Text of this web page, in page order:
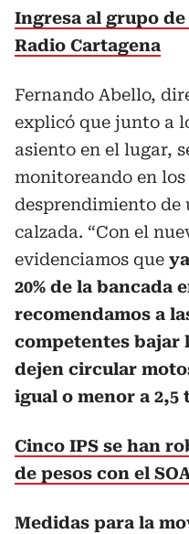
Ingresa al grupo
Radio Cartagena
Fernando Abello,
explicó que junto a
asiento en el lugar,
monitoreando en
desprendimiento de
calzada. “Con el
evidenciamos que
20% de la bancada
recomendamos a
competentes bajar
dejen circular
igual o menor a 2,5
Cinco IPS se han
de pesos con el
Medidas para la